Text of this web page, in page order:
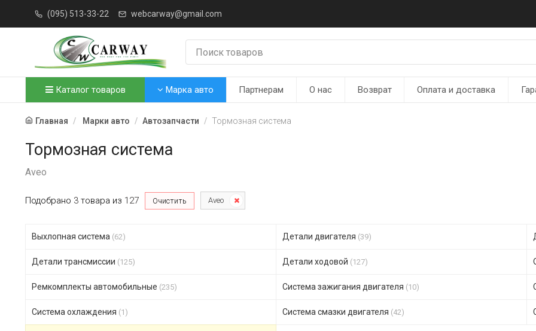
(095) 513-33-22 webcarway@gmail.com
Каталог товаров Марка авто Партнерам О нас Возврат Оплата и доставка
Главная Марки авто Автозапчасти Тормозная система
Тормозная система
Aveo
Подобрано 3 товара из 127 Очистить Aveo
Выхлопная система (62) Детали двигателя (39)
Детали трансмиссии (125) Детали ходовой (127)
Ремкомплекты автомобильные (235) Система зажигания двигателя (10)
Система охлаждения (1) Система смазки двигателя (42)